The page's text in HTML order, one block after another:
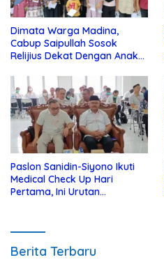
Dimata Warga Madina,
Cabup Saipullah Sosok
Relijius Dekat Dengan Anak
Paslon Sanidin-Siyono Ikuti
Medical Check Up Hari
Pertama, Ini Urutan
Berita Terbaru